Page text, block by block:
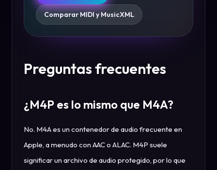
Comparar MIDI y MusicXML
Preguntas frecuentes
¿M4P es lo mismo que M4A?
No. M4A es un contenedor de audio frecuente en
Apple, a menudo con AAC o ALAC. M4P suele
significar un archivo de audio protegido, por lo que